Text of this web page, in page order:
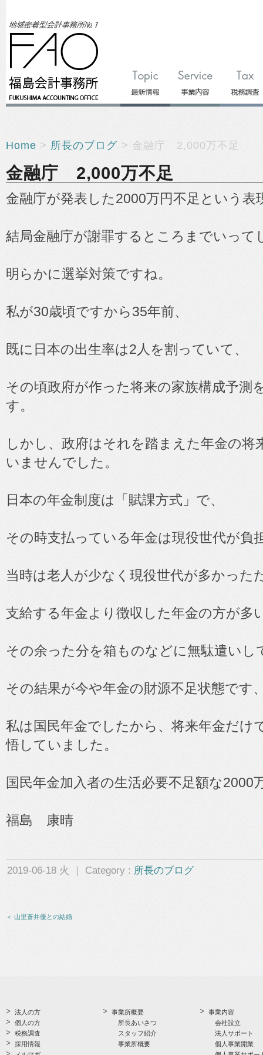
Home > 所長のブログ > 金融庁 2,000万不足
金融庁 2,000万不足
金融庁が発表した2000万円不足という表
結局金融庁が謝罪するところまでいって
明らかに選挙対策ですね。
私が30歳頃ですから35年前、
既に日本の出生率は2人を割っていて、
その頃政府が作った将来の家族構成予測
す。
しかし、政府はそれを踏まえた年金の
いませんでした。
日本の年金制度は「賦課方式」で、
その時支払っている年金は現役世代が負
当時は老人が少なく現役世代が多かった
支給する年金より徴収した年金の方が多
その余った分を箱ものなどに無駄遣いし
その結果が今や年金の財源不足状態です
私は国民年金でしたから、将来年金だけ
悟していました。
国民年金加入者の生活必要不足額な2000
福島 康晴
2019-06-18 火 ｜ Category : 所長のブログ
＜ 山里蒼井優との結婚
法人の方
個人の方
税務調査
採用情報
事業所概要
所長あいさつ
スタッフ紹介
事業所概要
事業内容
会社設立
法人サポート
個人事業開業